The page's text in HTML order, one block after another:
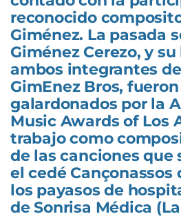
reconocido
Giménez. La pasada
Giménez Cerezo, y
ambos integrantes
GimEnez Bros,
galardonados por la
Music Awards of Los
trabajo como
de las canciones que
el cedé Cançonassos
los payasos de
de Sonrisa Médica